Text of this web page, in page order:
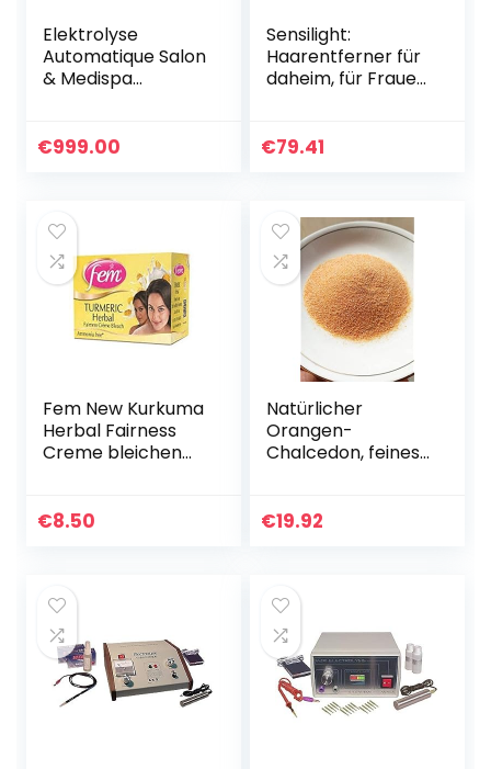
Elektrolyse
Automatique Salon
& Medispa
permanent du
€999.00
Sensilight:
Haarentferner für
daheim, für Frauen,
(Mini 100)
€79.41
Fem New Kurkuma
Herbal Fairness
Creme bleichen
€8.50
Natürlicher
Orangen-
Chalcedon, feines
Inlay, Steinmalerei,
€19.92